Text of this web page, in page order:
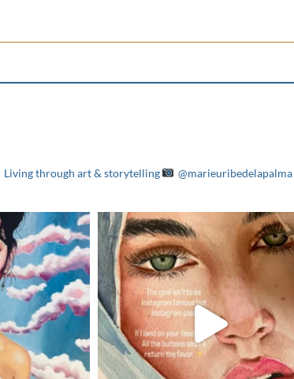
through art & storytelling @marieuribedelapalma